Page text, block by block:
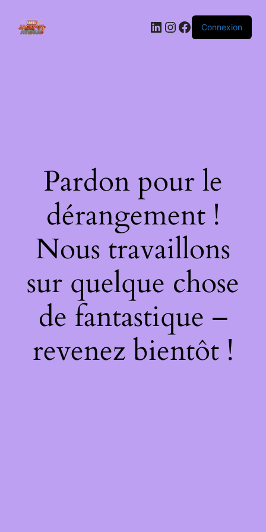
LinkedIn
Instagram
Facebook
Connexion
Pardon pour le
dérangement !
Nous travaillons
sur quelque chose
de fantastique –
revenez bientôt !